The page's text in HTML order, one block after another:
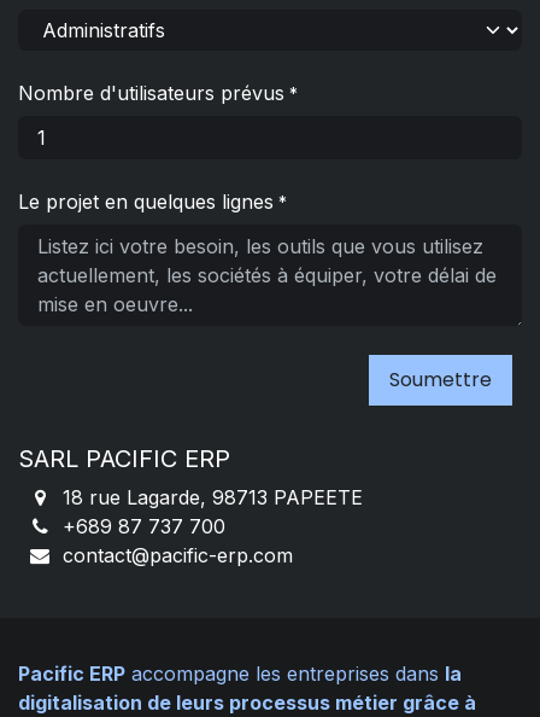
Nombre d'utilisateurs prévus *
Le projet en quelques lignes *
Soumettre
SARL PACIFIC ERP
18 rue Lagarde, 98713 PAPEETE
+689 87 737 700
contact@pacific-erp.com
Pacific ERP accompagne les entreprises dans la
digitalisation de leurs processus métier grâce à